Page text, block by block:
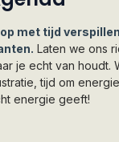
met tijd verspillen
Laten we ons
je echt van houdt.
tijd om
energie geeft!